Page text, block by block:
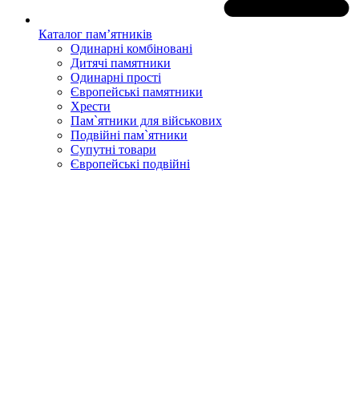
Каталог пам’ятників
Одинарні комбіновані
Дитячі памятники
Одинарні прості
Європейські памятники
Хрести
Пам`ятники для військових
Подвійні пам`ятники
Супутні товари
Європейські подвійні